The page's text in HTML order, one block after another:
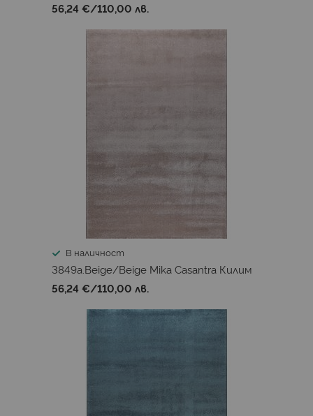
56,24 €/110,00 лв.
В наличност
3849a.Beige/Beige Mika Casantra Килим
56,24 €/110,00 лв.